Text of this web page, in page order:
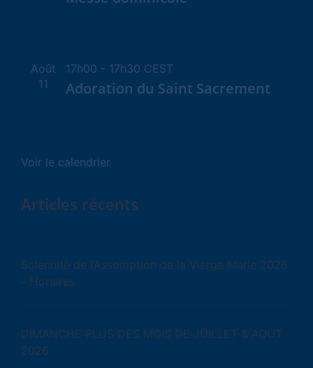
Août
11
17h00 - 17h30 CEST
Adoration du Saint Sacrement
Voir le calendrier
Articles récents
Solennité de l’Assomption de la Vierge Marie 2026
– Horaires
DIMANCHE PLUS DES MOIS DE JUILLET & AOUT
2026